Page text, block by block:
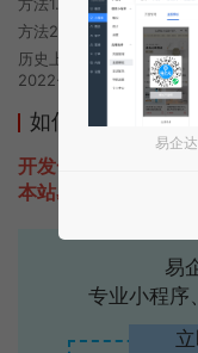
方法2. 在微信中搜索“鸷
历史上的今时小程序由鸷
2022-05-15 08:37发布
如何开发类似鸷
开发一款类似鸷鸟抽
本站易企达客服即可
易
专业小程序
易企